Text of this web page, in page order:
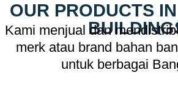
OUR PRODUCTS
Kami menjual dan
merk atau brand bahan
untuk berbagai